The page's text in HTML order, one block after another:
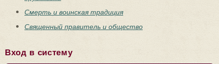
Смерть и воинская традиция
Священный правитель и общество
Вход в систему